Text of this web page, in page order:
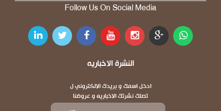
Follow Us On Social Media
النشرة الاخباريه
ادخل اسمك و بريدك الالكتروني ل
تصلك نشرتك الاخباريه و عروضنا